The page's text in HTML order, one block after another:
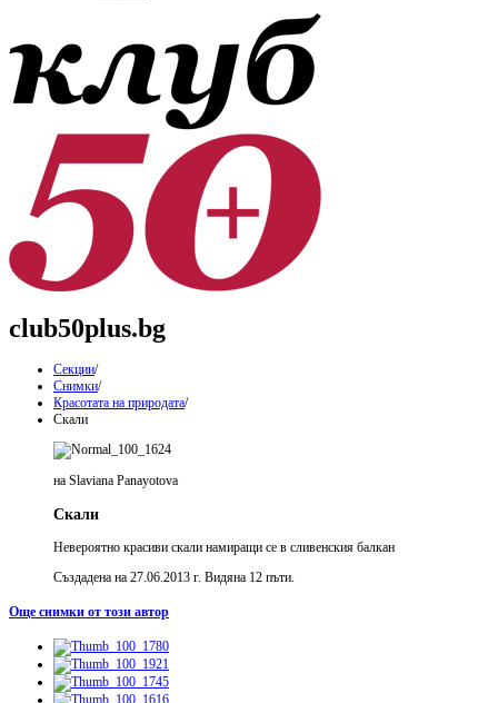
club50plus.bg
Секции/
Снимки/
Красотата на природата/
Скали
на Slaviana Panayotova
Скали
Невероятно красиви скали намиращи се в сливенския балкан
Създадена на 27.06.2013 г. Видяна 12 пъти.
Още снимки от този автор